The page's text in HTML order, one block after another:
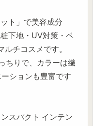
ト」で美容成分
下地・UV対策・ベ
チコスメです。
ちりで、カラーは繊
ションも豊富です
スパクト インテン